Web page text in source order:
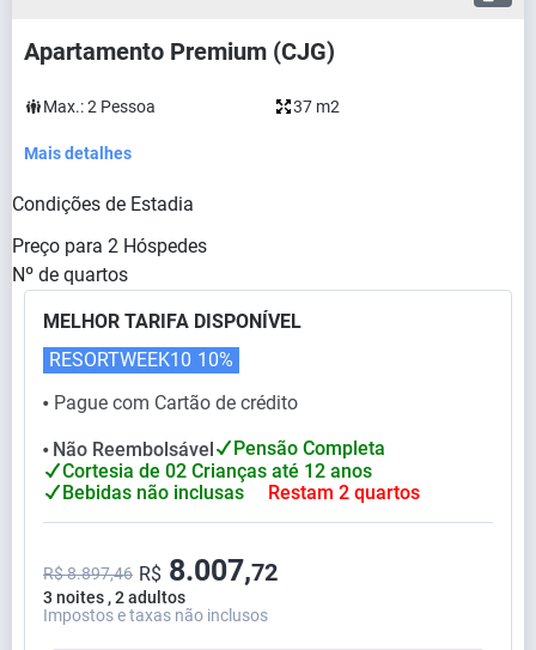
Apartamento Premium (CJG)
Max.:2 Pessoa 37 m2
Mais detalhes
Condições de Estadia
Preço para 2 Hóspedes
Nº de quartos
MELHOR TARIFA DISPONÍVEL
⬤ Pague com Cartão de crédito
RESORTWEEK10 10%
⬤ Não Reembolsável
Pensão Completa
Cortesia de 02 Crianças até 12 anos
Bebidas não inclusas
Restam 2 quartos
3 noites , 2 adultos
R$ 8.897,46 R$ 8.007,72
Impostos e taxas não inclusos